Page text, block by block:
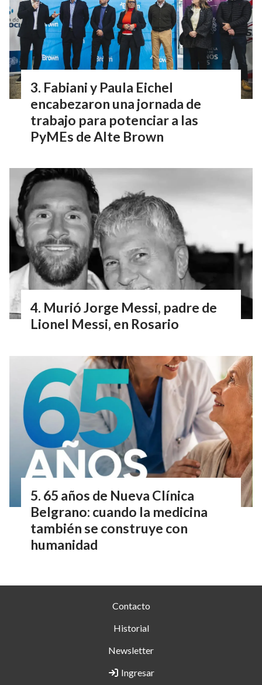
Fabiani y Paula Eichel
encabezaron una jornada de
trabajo para potenciar a las
PyMEs de Alte Brown
Murió Jorge Messi, padre de
Lionel Messi, en Rosario
65 años de Nueva Clínica
Belgrano: cuando la medicina
también se construye con
humanidad
Contacto
Historial
Newsletter
Ingresar